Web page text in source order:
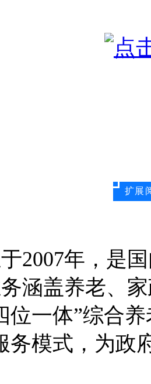
扩展
2007年，是
涵盖养老、
位一体”综合
务模式，为政